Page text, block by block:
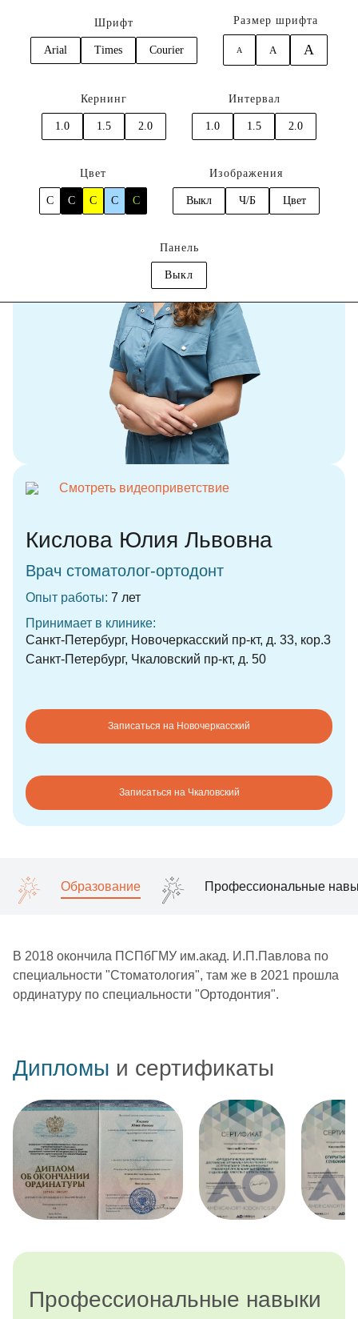
Шрифт
Arial Times Courier
Размер шрифта
A A A
Кернинг
1.0 1.5 2.0
Интервал
1.0 1.5 2.0
Цвет
C C C C C
Изображения
Выкл Ч/Б Цвет
Панель
Выкл
Главная Врачи Кислова Юлия Львовна
Смотреть видеоприветствие
Кислова Юлия Львовна
Врач стоматолог-ортодонт
Опыт работы: 7 лет
Принимает в клинике:
Санкт-Петербург, Новочеркасский пр-кт, д. 33, кор.3
Санкт-Петербург, Чкаловский пр-кт, д. 50
Записаться на Новочеркасский
Записаться на Чкаловский
Образование Профессиональные
В 2018 окончила ПСПбГМУ им.акад. И.П.Павлова по
специальности "Стоматология", там же в 2021 прошла
ординатуру по специальности "Ортодонтия".
Дипломы и сертификаты
Профессиональные навыки